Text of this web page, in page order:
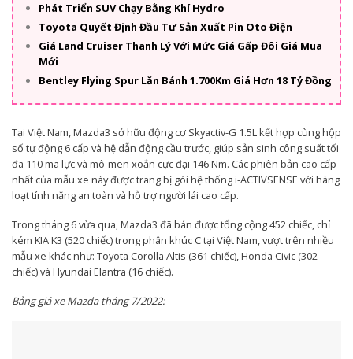
Phát Triển SUV Chạy Bằng Khí Hydro
Toyota Quyết Định Đầu Tư Sản Xuất Pin Oto Điện
Giá Land Cruiser Thanh Lý Với Mức Giá Gấp Đôi Giá Mua
Mới
Bentley Flying Spur Lăn Bánh 1.700Km Giá Hơn 18 Tỷ Đồng
Tại Việt Nam, Mazda3 sở hữu động cơ Skyactiv-G 1.5L kết hợp cùng hộp
số tự động 6 cấp và hệ dẫn động cầu trước, giúp sản sinh công suất tối
đa 110 mã lực và mô-men xoắn cực đại 146 Nm. Các phiên bản cao cấp
nhất của mẫu xe này được trang bị gói hệ thống i-ACTIVSENSE với hàng
loạt tính năng an toàn và hỗ trợ người lái cao cấp.
Trong tháng 6 vừa qua, Mazda3 đã bán được tổng cộng 452 chiếc, chỉ
kém KIA K3 (520 chiếc) trong phân khúc C tại Việt Nam, vượt trên nhiều
mẫu xe khác như: Toyota Corolla Altis (361 chiếc), Honda Civic (302
chiếc) và Hyundai Elantra (16 chiếc).
Bảng giá xe Mazda tháng 7/2022: